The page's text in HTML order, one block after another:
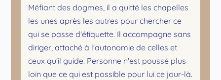
Méfiant des dogmes, il a quitté les chapelles
les unes après les autres pour chercher ce
qui se passe d'étiquette. Il accompagne sans
diriger, attaché à l'autonomie de celles et
ceux qu'il guide. Personne n'est poussé plus
loin que ce qui est possible pour lui ce jour-là.